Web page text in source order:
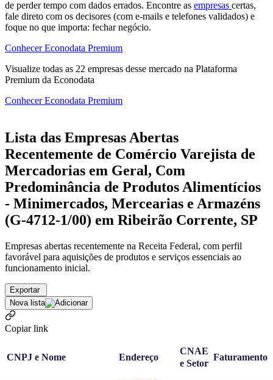
de perder tempo com dados errados. Encontre as empresas certas,
fale direto com os decisores (com e-mails e telefones validados) e
foque no que importa: fechar negócio.
Conhecer Econodata Premium
Visualize todas as 22 empresas desse mercado na Plataforma
Premium da Econodata
Conhecer Econodata Premium
Lista das Empresas Abertas
Recentemente de Comércio Varejista de
Mercadorias em Geral, Com
Predominância de Produtos Alimentícios
- Minimercados, Mercearias e Armazéns
(G-4712-1/00) em Ribeirão Corrente, SP
Empresas abertas recentemente na Receita Federal, com perfil
favorável para aquisições de produtos e serviços essenciais ao
funcionamento inicial.
Exportar
Nova lista
Copiar link
CNPJ e Nome Endereço
CNAE
e Setor
Faturamento